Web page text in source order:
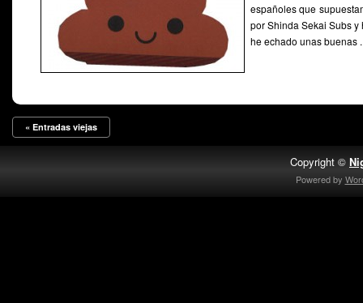
españoles que
por Shinda Sekai Subs y
he echado unas buenas
« Entradas viejas
Copyright ©
Powered by